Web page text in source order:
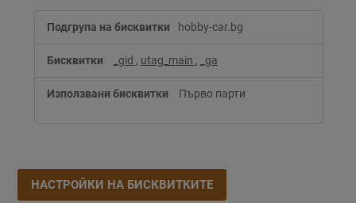
hobby-car.bg
_gid , utag_main , _ga
Първо парти
НАСТРОЙКИ НА БИСКВИТКИТЕ